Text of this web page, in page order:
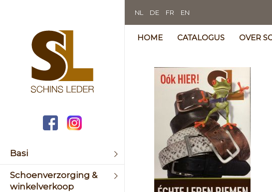
Basi
Schoenverzorging &
winkelverkoop
NL DE FR EN
HOME CATALOGUS OVER
Skip
to
the
end
of
the
images
gallery